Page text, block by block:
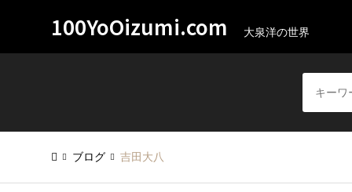
100YoOizumi.com 大泉洋の世界
ブログ 吉田大八